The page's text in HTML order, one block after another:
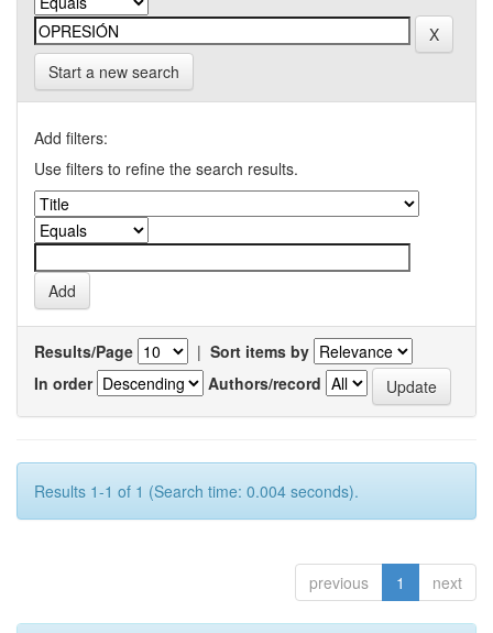
Start a new search
Add filters:
Use filters to refine the search results.
Results/Page | Sort items by
In order
Authors/record
Results 1-1 of 1 (Search time: 0.004 seconds).
previous 1 next